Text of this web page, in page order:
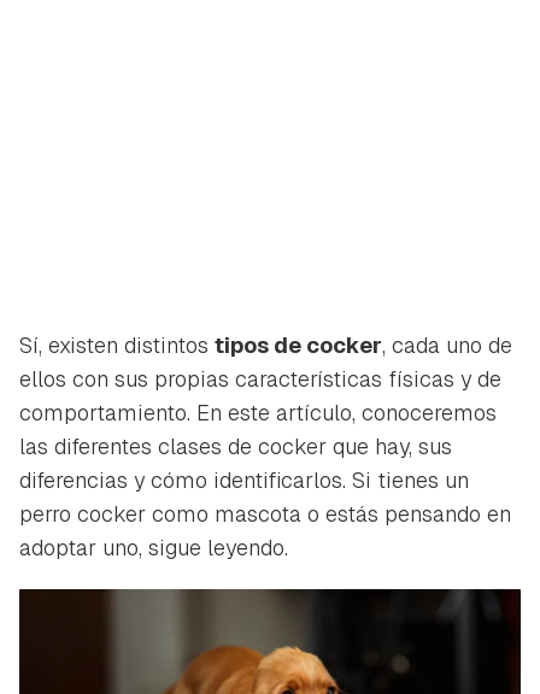
Sí, existen distintos tipos de cocker, cada uno de
ellos con sus propias características físicas y de
comportamiento. En este artículo, conoceremos
las diferentes clases de cocker que hay, sus
diferencias y cómo identificarlos. Si tienes un
perro cocker como mascota o estás pensando en
adoptar uno, sigue leyendo.